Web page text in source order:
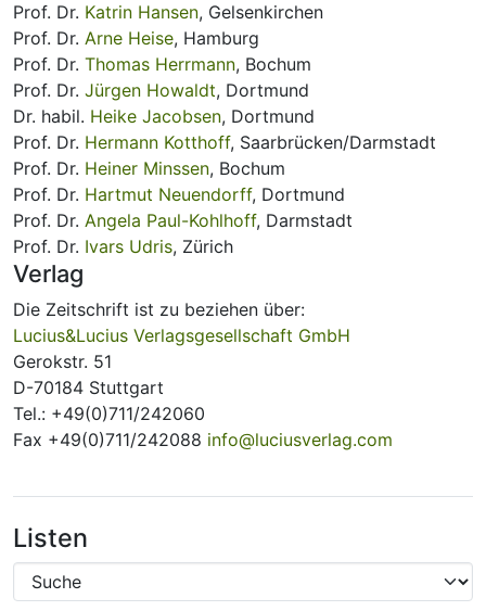
Prof. Dr. Katrin Hansen, Gelsenkirchen
Prof. Dr. Arne Heise, Hamburg
Prof. Dr. Thomas Herrmann, Bochum
Prof. Dr. Jürgen Howaldt, Dortmund
Dr. habil. Heike Jacobsen, Dortmund
Prof. Dr. Hermann Kotthoff, Saarbrücken/Darmstadt
Prof. Dr. Heiner Minssen, Bochum
Prof. Dr. Hartmut Neuendorff, Dortmund
Prof. Dr. Angela Paul-Kohlhoff, Darmstadt
Prof. Dr. Ivars Udris, Zürich
Verlag
Die Zeitschrift ist zu beziehen über:
Lucius&Lucius Verlagsgesellschaft GmbH
Gerokstr. 51
D-70184 Stuttgart
Tel.: +49(0)711/242060
Fax +49(0)711/242088 info@luciusverlag.com
Listen